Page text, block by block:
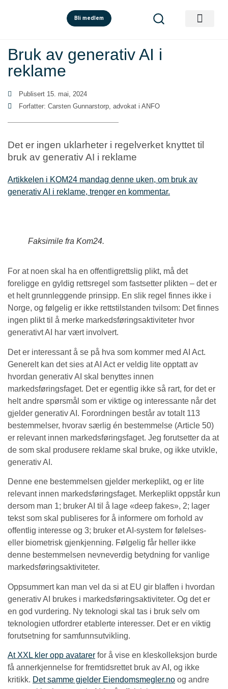
Bli medlem
Bruk av generativ AI i
reklame
Publisert 15. mai, 2024
Forfatter: Carsten Gunnarstorp, advokat i ANFO
Det er ingen uklarheter i regelverket knyttet til
bruk av generativ AI i reklame
Artikkelen i KOM24 mandag denne uken, om bruk av
generativ AI i reklame, trenger en kommentar.
Faksimile fra Kom24.
For at noen skal ha en offentligrettslig plikt, må det
foreligge en gyldig rettsregel som fastsetter plikten – det er
et helt grunnleggende prinsipp. En slik regel finnes ikke i
Norge, og følgelig er ikke rettstilstanden tvilsom: Det finnes
ingen plikt til å merke markedsføringsaktiviteter hvor
generativt AI har vært involvert.
Det er interessant å se på hva som kommer med AI Act.
Generelt kan det sies at AI Act er veldig lite opptatt av
hvordan generativ AI skal benyttes innen
markedsføringsfaget. Det er egentlig ikke så rart, for det er
helt andre spørsmål som er viktige og interessante når det
gjelder generativ AI. Forordningen består av totalt 113
bestemmelser, hvorav særlig én bestemmelse (Article 50)
er relevant innen markedsføringsfaget. Jeg forutsetter da at
de som skal produsere reklame skal bruke, og ikke utvikle,
generativ AI.
Denne ene bestemmelsen gjelder merkeplikt, og er lite
relevant innen markedsføringsfaget. Merkeplikt oppstår kun
dersom man 1; bruker AI til å lage «deep fakes», 2; lager
tekst som skal publiseres for å informere om forhold av
offentlig interesse og 3; bruker et AI-system for følelses-
eller biometrisk gjenkjenning. Følgelig får heller ikke
denne bestemmelsen nevneverdig betydning for vanlige
markedsføringsaktiviteter.
Oppsummert kan man vel da si at EU gir blaffen i hvordan
generativ AI brukes i markedsføringsaktiviteter. Og det er
en god vurdering. Ny teknologi skal tas i bruk selv om
teknologien utfordrer etablerte interesser. Det er en viktig
forutsetning for samfunnsutvikling.
At XXL kler opp avatarer for å vise en kleskolleksjon burde
få annerkjennelse for fremtidsrettet bruk av AI, og ikke
kritikk. Det samme gjelder Eiendomsmegler.no og andre